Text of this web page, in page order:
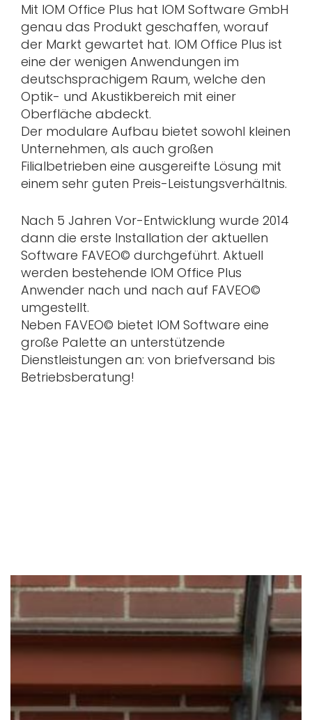
Mit IOM Office Plus hat IOM Software GmbH
genau das Produkt geschaffen, worauf
der Markt gewartet hat. IOM Office Plus ist
eine der wenigen Anwendungen im
deutschsprachigem Raum, welche den
Optik- und Akustikbereich mit einer
Oberfläche abdeckt.
Der modulare Aufbau bietet sowohl kleinen
Unternehmen, als auch großen
Filialbetrieben eine ausgereifte Lösung mit
einem sehr guten Preis-Leistungsverhältnis.
Nach 5 Jahren Vor-Entwicklung wurde 2014
dann die erste Installation der aktuellen
Software FAVEO© durchgeführt. Aktuell
werden bestehende IOM Office Plus
Anwender nach und nach auf FAVEO©
umgestellt.
Neben FAVEO© bietet IOM Software eine
große Palette an unterstützende
Dienstleistungen an: von briefversand bis
Betriebsberatung!